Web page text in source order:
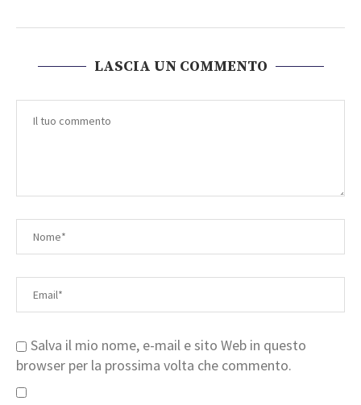
LASCIA UN COMMENTO
Salva il mio nome, e-mail e sito Web in questo
browser per la prossima volta che commento.